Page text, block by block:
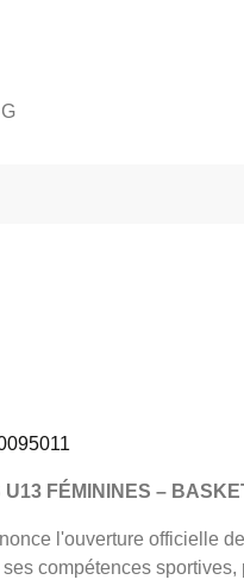
FÉMININES –
l'ouverture officielle
compétences